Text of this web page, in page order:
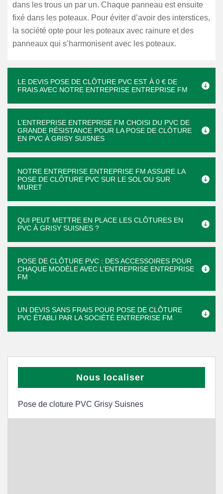
dans les trous un par un. Chaque panneau est ensuite
fixé dans les poteaux. Pour éviter d’avoir des interstices,
la société opte pour les poteaux avec rainure et des
panneaux qui s’harmonisent avec les poteaux.
LE DEVIS POSE DE CLÔTURE PVC EST À 0 € DE
FRAIS AVEC NOTRE ENTREPRISE ENTREPRISE FM
L’ENTREPRISE ENTREPRISE FM CHOISI DU PVC DE
GRANDE RÉSISTANCE POUR LA POSE DE CLÔTURE
EN PVC À GRISY SUISNES
NOTRE ENTREPRISE ENTREPRISE FM ASSURE LA
POSE DE CLÔTURE PVC SUR LE SOL OU SUR
MURET
QUI PEUT METTRE EN PLACE LES CLÔTURES EN
PVC À GRISY SUISNES ?
POSE DE CLÔTURE PVC : DES ACCESSOIRES POUR
CHAQUE MODÈLE AVEC L’ENTREPRISE ENTREPRISE
FM
UN DEVIS SANS FRAIS POUR POSE DE CLÔTURE
PVC ÉTABLI PAR LA SOCIÉTÉ ENTREPRISE FM
Nous localiser
Pose de cloture PVC Grisy Suisnes